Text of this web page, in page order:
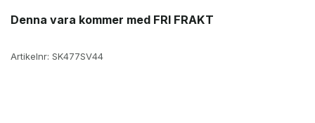
Denna vara kommer med FRI FRAKT
Artikelnr: SK477SV44